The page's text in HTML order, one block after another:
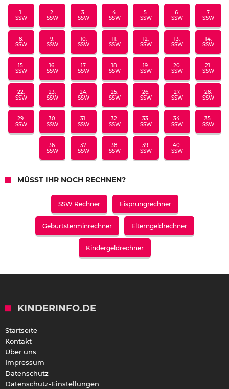
1.
SSW
2.
SSW
3.
SSW
4.
SSW
5.
SSW
6.
SSW
7.
SSW
8.
SSW
9.
SSW
10.
SSW
11.
SSW
12.
SSW
13.
SSW
14.
SSW
15.
SSW
16.
SSW
17.
SSW
18.
SSW
19.
SSW
20.
SSW
21.
SSW
22.
SSW
23.
SSW
24.
SSW
25.
SSW
26.
SSW
27.
SSW
28.
SSW
29.
SSW
30.
SSW
31.
SSW
32.
SSW
33.
SSW
34.
SSW
35.
SSW
36.
SSW
37.
SSW
38.
SSW
39.
SSW
40.
SSW
MÜSST IHR NOCH RECHNEN?
SSW Rechner Eisprungrechner
Geburtsterminrechner Elterngeldrechner
Kindergeldrechner
KINDERINFO.DE
Startseite
Kontakt
Über uns
Impressum
Datenschutz
Datenschutz-Einstellungen